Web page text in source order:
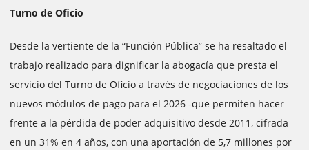
Turno de Oficio
Desde la vertiente de la “Función Pública” se ha resaltado el
trabajo realizado para dignificar la abogacía que presta el
servicio del Turno de Oficio a través de negociaciones de los
nuevos módulos de pago para el 2026 -que permiten hacer
frente a la pérdida de poder adquisitivo desde 2011, cifrada
en un 31% en 4 años, con una aportación de 5,7 millones por